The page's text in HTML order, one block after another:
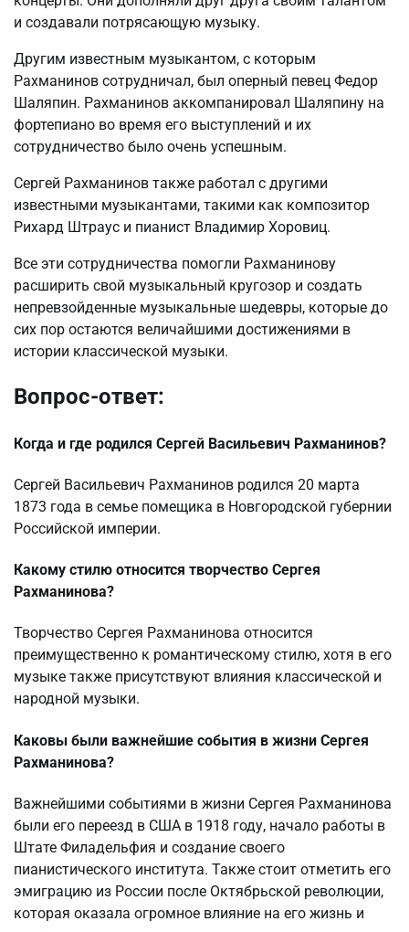
и создавали потрясающую музыку.
Другим известным музыкантом, с которым
Рахманинов сотрудничал, был оперный певец Федор
Шаляпин. Рахманинов аккомпанировал Шаляпину на
фортепиано во время его выступлений и их
сотрудничество было очень успешным.
Сергей Рахманинов также работал с другими
известными музыкантами, такими как композитор
Рихард Штраус и пианист Владимир Хоровиц.
Все эти сотрудничества помогли Рахманинову
расширить свой музыкальный кругозор и создать
непревзойденные музыкальные шедевры, которые до
сих пор остаются величайшими достижениями в
истории классической музыки.
Вопрос-ответ:
Когда и где родился Сергей Васильевич Рахманинов?
Сергей Васильевич Рахманинов родился 20 марта
1873 года в семье помещика в Новгородской губернии
Российской империи.
Какому стилю относится творчество Сергея
Рахманинова?
Творчество Сергея Рахманинова относится
преимущественно к романтическому стилю, хотя в его
музыке также присутствуют влияния классической и
народной музыки.
Каковы были важнейшие события в жизни Сергея
Рахманинова?
Важнейшими событиями в жизни Сергея Рахманинова
были его переезд в США в 1918 году, начало работы в
Штате Филадельфия и создание своего
пианистического института. Также стоит отметить его
эмиграцию из России после Октябрьской революции,
которая оказала огромное влияние на его жизнь и